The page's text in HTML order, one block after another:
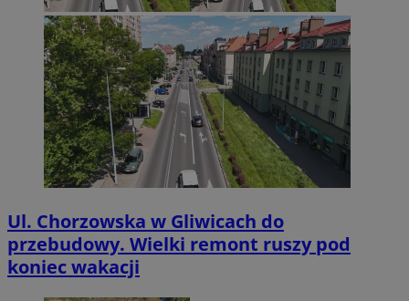
Ul. Chorzowska w Gliwicach do
przebudowy. Wielki remont ruszy pod
koniec wakacji